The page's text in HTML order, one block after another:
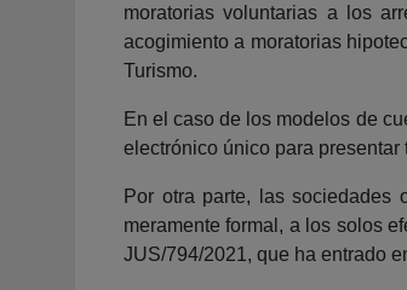
moratorias voluntarias a los
acogimiento a moratorias
Turismo.
En el caso de los modelos de
electrónico único para presentar
Por otra parte, las sociedades
meramente formal, a los solos
JUS/794/2021, que ha entrado